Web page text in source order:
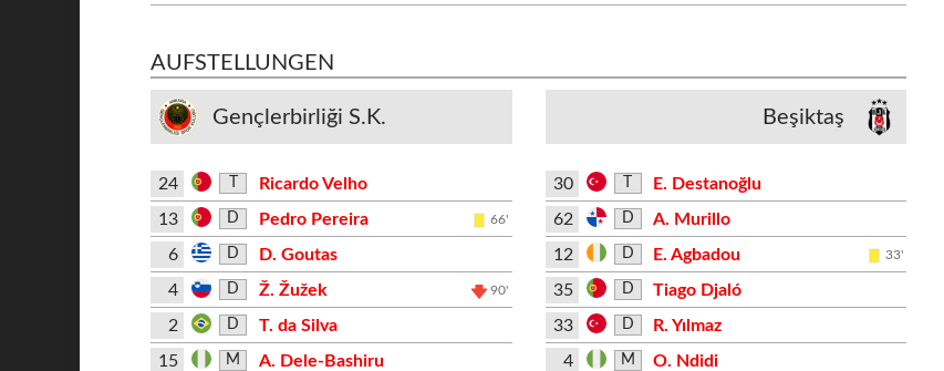
AUFSTELLUNGEN
Gençlerbirliği S.K.
24
Ricardo Velho
13
D Pedro Pereira 66'
6 D
D. Goutas
4
D Ž. Žužek 90'
2 D
T. da Silva
15
M
A. Dele-Bashiru
Beşiktaş
30
E. Destanoğlu
62
D
A. Murillo
12
D E. Agbadou 33'
35 D
Tiago Djaló
33
D
R. Yılmaz
4
M
O. Ndidi